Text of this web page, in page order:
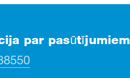
par pasūtījumiem